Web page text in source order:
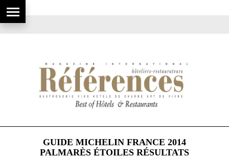
GUIDE MICHELIN FRANCE 2014
PALMARÈS ÉTOILES RÉSULTATS